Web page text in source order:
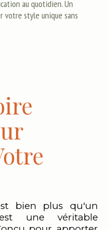
au quotidien. Un
votre style unique sans
bien plus qu'un
une véritable